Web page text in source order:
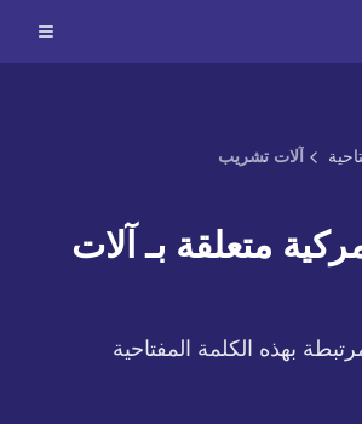
آلات تشريب
متعلقة بـ آلات
بهذه الكلمة المفتاحية